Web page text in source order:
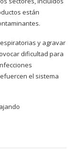
están
y agravar
dificultad para
el sistema